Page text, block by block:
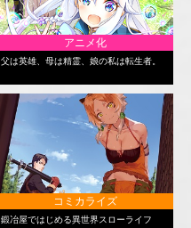
アニメ化
父は英雄、母は精霊、娘の私は転生者。
コミカライズ
鍛冶屋ではじめる異世界スローライフ